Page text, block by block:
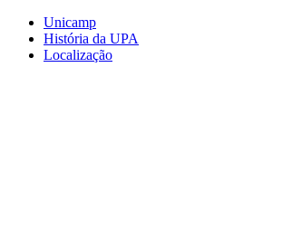
Conteúdo principal
Unicamp
História da UPA
Localização